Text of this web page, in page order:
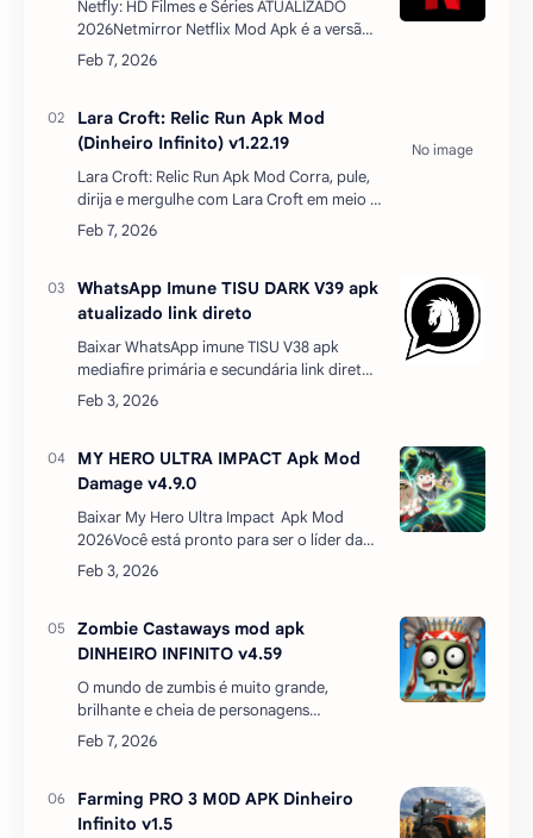
Netfly: HD Filmes e Séries ATUALIZADO
2026Netmirror Netflix Mod Apk é a versão
modificada (Cracked) do aplicativo oficial
da Netflix com o qual, podemos desfrutar
Lara Croft: Relic Run Apk Mod
(Dinheiro Infinito) v1.22.19
Lara Croft: Relic Run Apk Mod Corra, pule,
dirija e mergulhe com Lara Croft em meio a
ambientes hipnotizantes, mas perigosos,
descobrindo relíquias antigas para
WhatsApp Imune TISU DARK V39 apk
atualizado link direto
Baixar WhatsApp imune TISU V38 apk
mediafire primária e secundária link direto
Melhor WhatsApp Imune 2026, com esse
WhatsApp Imune você fica protegido de
MY HERO ULTRA IMPACT Apk Mod
Damage v4.9.0
Baixar My Hero Ultra Impact Apk Mod
2026Você está pronto para ser o líder da
Superhero Academy?Bem-vindo ao MY
HERO ULTRA IMPACT—celebrando a série
Zombie Castaways mod apk
DINHEIRO INFINITO v4.59
O mundo de zumbis é muito grande,
brilhante e cheia de personagens
engraçados. Explorar ilhas magníficas e
fazer o seu caminho através dos bosques
Farming PRO 3 M0D APK Dinheiro
Infinito v1.5